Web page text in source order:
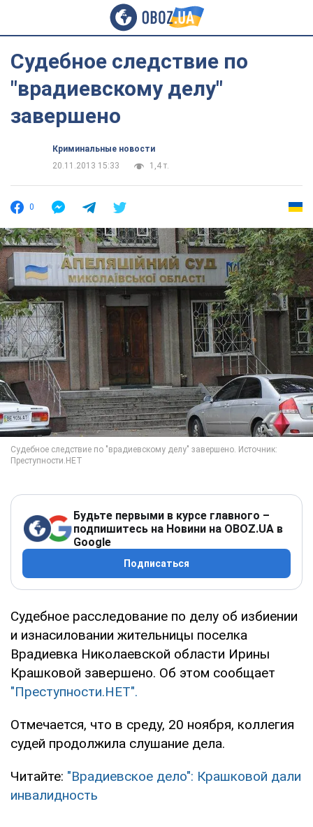
Судебное следствие по
"врадиевскому делу"
завершено
Криминальные новости
20.11.2013 15:33
1,4 т.
0
Будьте первыми в курсе главного –
подпишитесь на Новини на OBOZ.UA в
Google
Подписаться
Судебное расследование по делу об избиении
и изнасиловании жительницы поселка
Врадиевка Николаевской области Ирины
Крашковой завершено. Об этом сообщает
"Преступности.НЕТ".
Отмечается, что в среду, 20 ноября, коллегия
судей продолжила слушание дела.
Читайте: "Врадиевское дело": Крашковой дали
инвалидность